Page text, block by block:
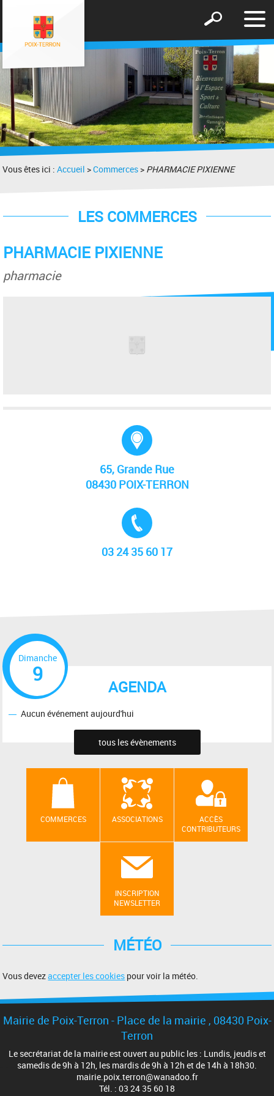
le
Afficher
formulaire
de
recherche
Vous êtes ici :Accueil >Commerces > PHARMACIE PIXIENNE
LES COMMERCES
PHARMACIE PIXIENNE
pharmacie
65, Grande Rue
08430 POIX-TERRON
03 24 35 60 17
AGENDA
Dimanche
9
Aucun événement aujourd'hui
tous les évènements
COMMERCES ASSOCIATIONS
ACCÈS
CONTRIBUTEURS
INSCRIPTION
NEWSLETTER
MÉTÉO
Vous devezaccepter les cookies pour voir la météo.
Mairie de Poix-Terron - Place de la mairie , 08430 Poix-
Terron
Le secrétariat de la mairie est ouvert au public les : Lundis, jeudis et
samedis de 9h à 12h, les mardis de 9h à 12h et de 14h à 18h30.
mairie.poix.terron@wanadoo.fr
Tél. : 03 24 35 60 18